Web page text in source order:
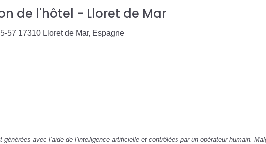
de l'hôtel - Lloret de Mar
57 17310 Lloret de Mar, Espagne
générées avec l’aide de l’intelligence artificielle et contrôlées par un opérateur humain.